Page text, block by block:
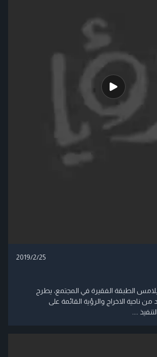
2019/2/25
الطبقة الفقيرة في المجتمع، يطرح
ناحية الاخراج والرؤية القائمة على
....